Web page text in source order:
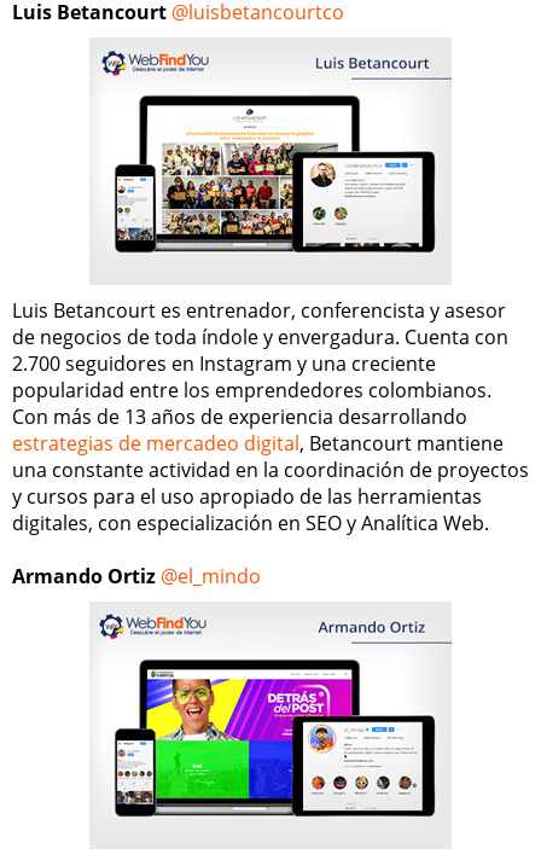
Luis Betancourt @luisbetancourtco
Luis Betancourt es entrenador, conferencista y asesor
de negocios de toda índole y envergadura. Cuenta con
2.700 seguidores en Instagram y una creciente
popularidad entre los emprendedores colombianos.
Con más de 13 años de experiencia desarrollando
estrategias de mercadeo digital, Betancourt mantiene
una constante actividad en la coordinación de proyectos
y cursos para el uso apropiado de las herramientas
digitales, con especialización en SEO y Analítica Web.
Armando Ortiz @el_mindo